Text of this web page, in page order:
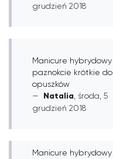
grudzień 2018
Manicure hybrydowy
paznokcie krótkie do
opuszków
Natalia , środa, 5
grudzień 2018
Manicure hybrydowy